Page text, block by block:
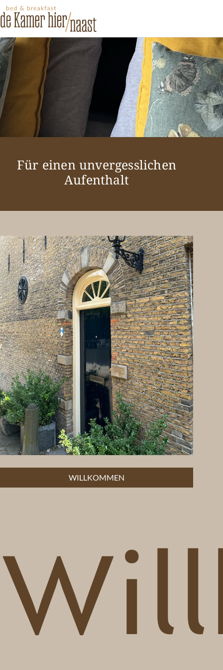
Für einen unvergesslichen
Aufenthalt
WILLKOMMEN